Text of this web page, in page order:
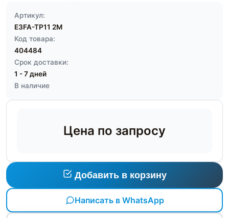
Артикул:
E3FA-TP11 2M
Код товара:
404484
Срок доставки:
1 - 7 дней
В наличие
Цена по запросу
Добавить в корзину
Написать в WhatsApp